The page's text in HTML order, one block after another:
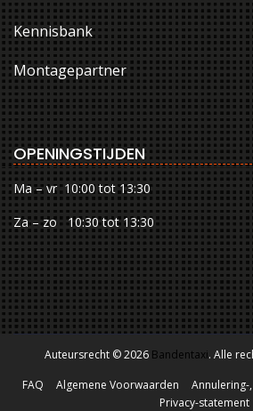
Kennisbank
Montagepartner
OPENINGSTIJDEN
Ma – vr 10:00 tot 13:30
Za – zo 10:30 tot 13:30
Auteursrecht © 2026 Bandentaxi. Alle
FAQ
Algemene Voorwaarden
Privacy-statement